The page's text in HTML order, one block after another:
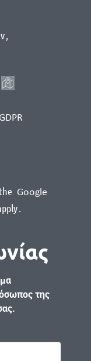
,
Google
.
της